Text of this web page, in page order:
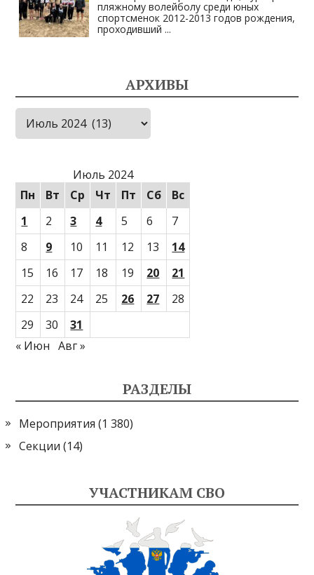
пляжному волейболу среди юных
спортсменок 2012-2013 годов рождения,
проходивший ...
АРХИВЫ
Архивы
Июль 2024
Пн
Вт Ср Чт Пт Сб
Вс
1
2 3 4 5 6
7
8
9 10 11 12 13
14
15
16 17 18 19 20
21
22
23 24 25 26 27
28
29
30
31
« Июн
Авг »
РАЗДЕЛЫ
Мероприятия (1 380)
Секции (14)
УЧАСТНИКАМ СВО